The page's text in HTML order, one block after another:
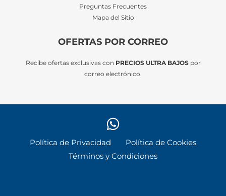
Preguntas Frecuentes
Mapa del Sitio
OFERTAS POR CORREO
Recibe ofertas exclusivas con PRECIOS ULTRA BAJOSpor
correo electrónico.
Política de Privacidad
Política de Cookies
Términos y Condiciones